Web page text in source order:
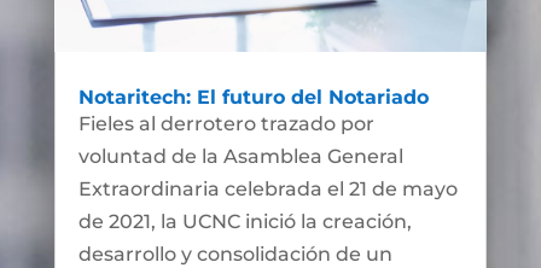
Notaritech: El futuro del Notariado
Fieles al derrotero trazado por
voluntad de la Asamblea General
Extraordinaria celebrada el 21 de mayo
de 2021, la UCNC inició la creación,
desarrollo y consolidación de un